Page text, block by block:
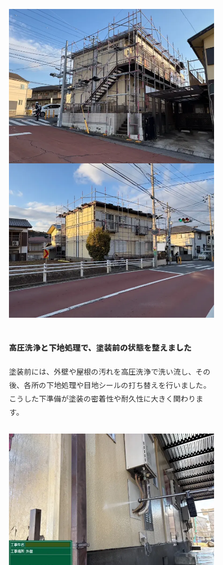
高圧洗浄と下地処理で、塗装前の状態を整えました
塗装前には、外壁や屋根の汚れを高圧洗浄で洗い流し、その
後、各所の下地処理や目地シールの打ち替えを行いました。
こうした下準備が塗装の密着性や耐久性に大きく関わりま
す。